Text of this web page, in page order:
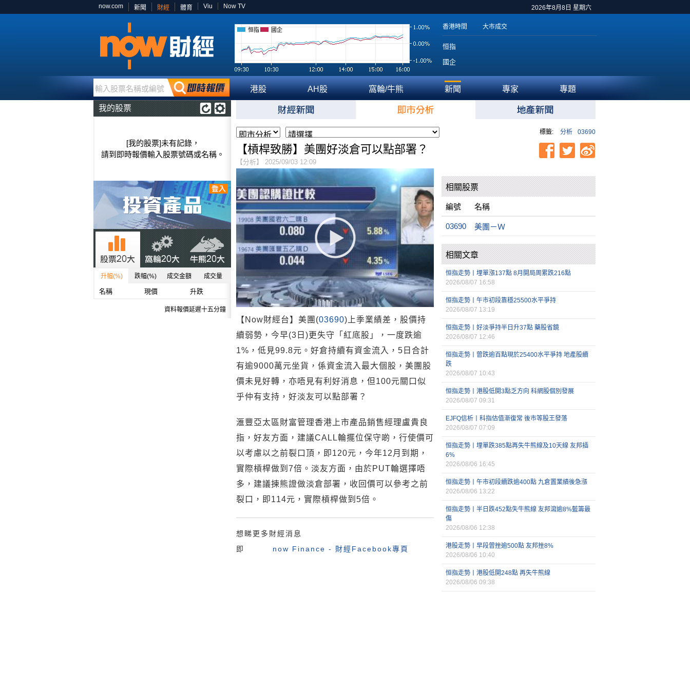
2026年8月8日 星期六
now.com 新聞 財經 體育 Viu Now TV
恒指 國企 香港時間 大市成交
恒指
國企
輸入股票名稱或編號 港股 AH股 窩輪/牛熊 新聞 專家 專題
我的股票
[我的股票]未有記錄，
請到即時報價輸入股票號碼或名稱。
升幅(%) 跌幅(%) 成交金額 成交量
名稱 現價 升跌
資料報價延遲十五分鐘
標籤: 分析 03690
【槓桿致勝】美團好淡倉可以點部署？
【分析】 2025/09/03 12:09
【Now財經台】美團(03690)上季業績差，股價持
續弱勢，今早(3日)更失守「紅底股」，一度跌逾
1%，低見99.8元。好倉持續有資金流入，5日合計
有逾9000萬元坐貨，係資金流入最大個股，美團股
價未見好轉，亦唔見有利好消息，但100元關口似
乎仲有支持，好淡友可以點部署？
滙豐亞太區財富管理香港上市產品銷售經理盧貴良
指，好友方面，建議CALL輪擺位保守啲，行使價可
以考慮以之前裂口頂，即120元，今年12月到期，
實際槓桿做到7倍。淡友方面，由於PUT輪選擇唔
多，建議揀熊證做淡倉部署，收回價可以參考之前
裂口，即114元，實際槓桿做到5倍。
想睇更多財經消息
即
now Finance - 財經Facebook專頁
相關股票
編號 名稱
03690 美團－Ｗ
相關文章
恒指走勢丨埋單漲137點 8月開局周累跌216點
2026/08/07 16:58
恒指走勢丨午市初段靠穩25500水平爭持
2026/08/07 13:19
恒指走勢丨好淡爭持半日升37點 藥股省鏡
2026/08/07 12:46
恒指走勢丨曾跌逾百點現於25400水平爭持 地產股續
跌
2026/08/07 10:43
恒指走勢丨港股低開3點乏方向 科網股個別發展
2026/08/07 09:31
EJFQ信析丨科指估值漸復常 後市等股王發落
2026/08/07 07:09
恒指走勢丨埋單跌385點再失牛熊線及10天線 友邦插
6%
2026/08/06 16:45
恒指走勢丨午市初段續跌逾400點 九倉置業績後急漲
2026/08/06 13:22
恒指走勢丨半日跌452點失牛熊線 友邦瀉逾8%藍籌最
傷
2026/08/06 12:38
港股走勢丨早段曾挫逾500點 友邦挫8%
2026/08/06 10:40
恒指走勢丨港股低開248點 再失牛熊線
2026/08/06 09:38